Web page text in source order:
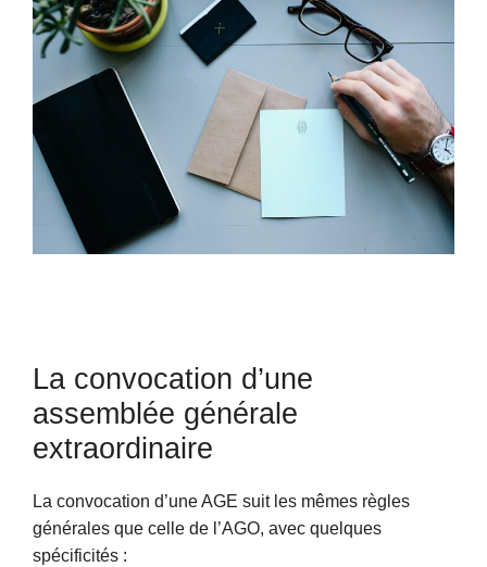
La convocation d’une
assemblée générale
extraordinaire
La convocation d’une AGE suit les mêmes règles
générales que celle de l’AGO, avec quelques
spécificités :